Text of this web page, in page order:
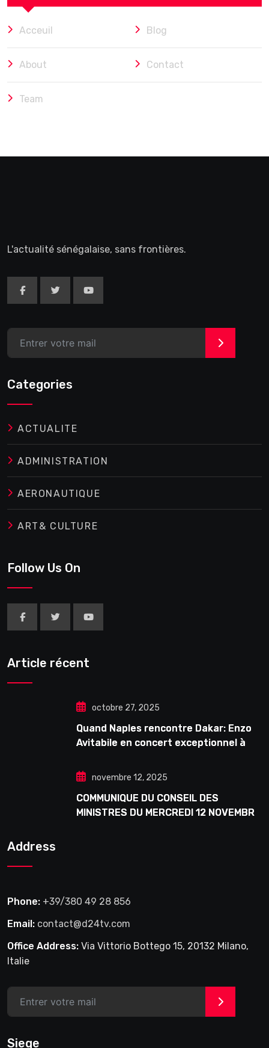
Acceuil Blog
About Contact
Team
L'actualité sénégalaise, sans frontières.
>
Categories
ACTUALITE
ADMINISTRATION
AERONAUTIQUE
ART& CULTURE
Follow Us On
Article récent
octobre 27, 2025
Quand Naples rencontre Dakar: Enzo
Avitabile en concert exceptionnel à
novembre 12, 2025
COMMUNIQUE DU CONSEIL DES
MINISTRES DU MERCREDI 12 NOVEMBRE
Address
Phone: +39/380 49 28 856
Email: contact@d24tv.com
Office Address: Via Vittorio Bottego 15, 20132 Milano,
Italie
>
Siege